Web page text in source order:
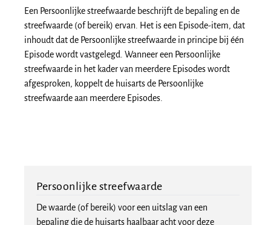
Een Persoonlijke streefwaarde beschrijft de bepaling en de
streefwaarde (of bereik) ervan. Het is een Episode-item, dat
inhoudt dat de Persoonlijke streefwaarde in principe bij één
Episode wordt vastgelegd. Wanneer een Persoonlijke
streefwaarde in het kader van meerdere Episodes wordt
afgesproken, koppelt de huisarts de Persoonlijke
streefwaarde aan meerdere Episodes.
Persoonlijke streefwaarde
De waarde (of bereik) voor een uitslag van een
bepaling die de huisarts haalbaar acht voor deze